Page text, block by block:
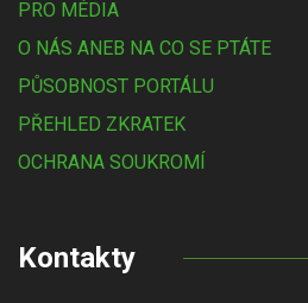
PRO MÉDIA
O NÁS ANEB NA CO SE PTÁTE
PŮSOBNOST PORTÁLU
PŘEHLED ZKRATEK
OCHRANA SOUKROMÍ
Kontakty